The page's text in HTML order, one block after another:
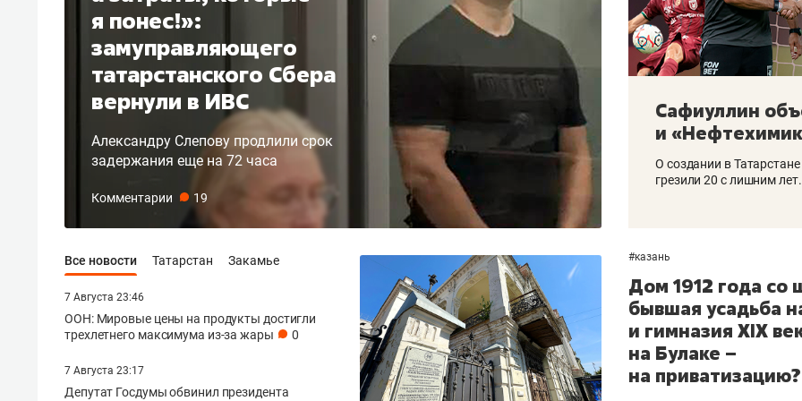
я понес!»:
замуправляющего
татарстанского Сбера
вернули в ИВС
Александру Слепову продлили срок
задержания еще на 72 часа
Комментарии 19
Сафиуллин
и
О создании в
грезили 20 с лишним
Все новости Татарстан Закамье
7 Августа 23:46
ООН: Мировые цены на продукты достигли
трехлетнего максимума из-за жары
0
7 Августа 23:17
Депутат Госдумы обвинил президента
#казань
Дом 1912 года со
бывшая усадьба
и гимназия XIX
на Булаке –
на приватизацию?
не забудьте поздравить не забудьте поздравить